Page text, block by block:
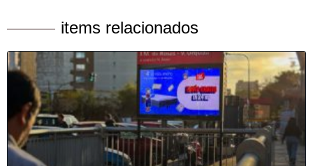
items relacionados